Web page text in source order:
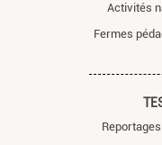
Activités
Fermes